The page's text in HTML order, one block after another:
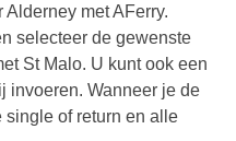
met AFerry.
selecteer de gewenste
St Malo. U kunt ook een
invoeren. Wanneer je de
single of return en alle